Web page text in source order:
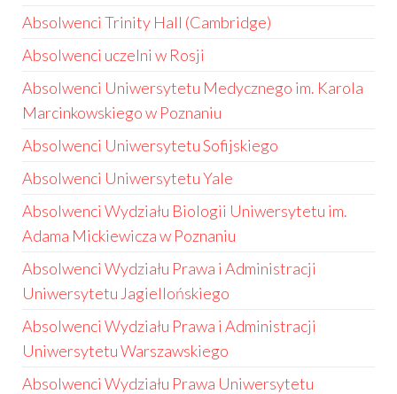
Absolwenci Trinity Hall (Cambridge)
Absolwenci uczelni w Rosji
Absolwenci Uniwersytetu Medycznego im. Karola
Marcinkowskiego w Poznaniu
Absolwenci Uniwersytetu Sofijskiego
Absolwenci Uniwersytetu Yale
Absolwenci Wydziału Biologii Uniwersytetu im.
Adama Mickiewicza w Poznaniu
Absolwenci Wydziału Prawa i Administracji
Uniwersytetu Jagiellońskiego
Absolwenci Wydziału Prawa i Administracji
Uniwersytetu Warszawskiego
Absolwenci Wydziału Prawa Uniwersytetu